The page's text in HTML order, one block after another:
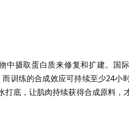
中摄取蛋白质来修复和扩建。国
训练的合成效应可持续至少24小
底，让肌肉持续获得合成原料，